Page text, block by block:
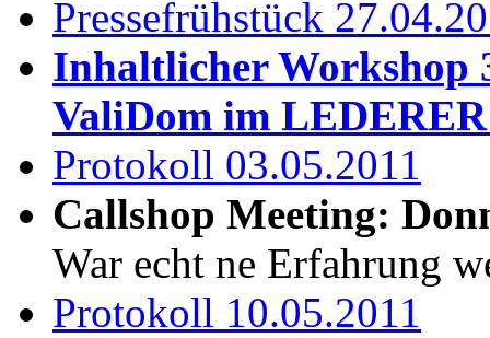
Pressefrühstück
Inhaltlicher Workshop
ValiDom im LEDERER
Protokoll 03.05.2011
Callshop Meeting:
War echt ne Erfahrung
Protokoll 10.05.2011